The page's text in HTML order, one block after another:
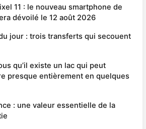
11 : le nouveau smartphone de
dévoilé le 12 août 2026
jour : trois transferts qui secouent
qu’il existe un lac qui peut
presque entièrement en quelques
: une valeur essentielle de la